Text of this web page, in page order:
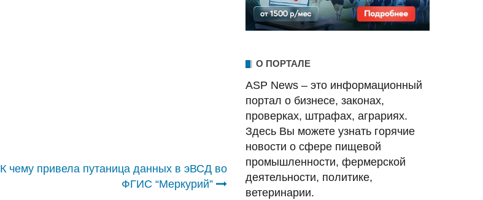
К чему привела путаница данных в эВСД во
ФГИС “Меркурий”
О ПОРТАЛЕ
ASP News – это информационный
портал о бизнесе, законах,
проверках, штрафах, аграриях.
Здесь Вы можете узнать горячие
новости о сфере пищевой
промышленности, фермерской
деятельности, политике,
ветеринарии.